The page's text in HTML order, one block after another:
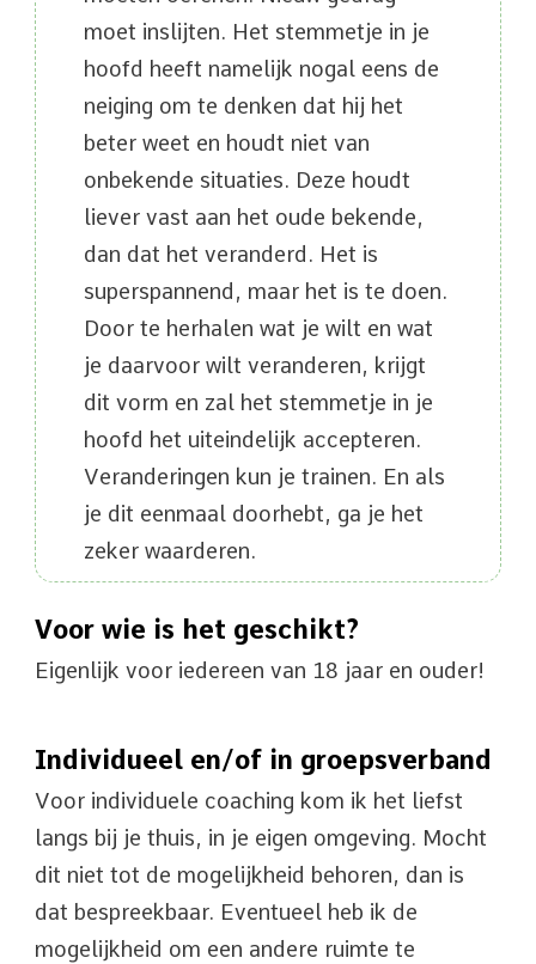
moet inslijten. Het stemmetje in je
hoofd heeft namelijk nogal eens de
neiging om te denken dat hij het
beter weet en houdt niet van
onbekende situaties. Deze houdt
liever vast aan het oude bekende,
dan dat het veranderd. Het is
superspannend, maar het is te doen.
Door te herhalen wat je wilt en wat
je daarvoor wilt veranderen, krijgt
dit vorm en zal het stemmetje in je
hoofd het uiteindelijk accepteren.
Veranderingen kun je trainen. En als
je dit eenmaal doorhebt, ga je het
zeker waarderen.
Voor wie is het geschikt?
Eigenlijk voor iedereen van 18 jaar en ouder!
Individueel en/of in groepsverband
Voor individuele coaching kom ik het liefst
langs bij je thuis, in je eigen omgeving. Mocht
dit niet tot de mogelijkheid behoren, dan is
dat bespreekbaar. Eventueel heb ik de
mogelijkheid om een andere ruimte te